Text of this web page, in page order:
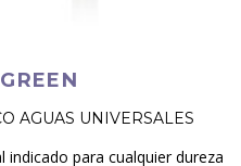
AGUAS UNIVERSALES
para cualquier dureza